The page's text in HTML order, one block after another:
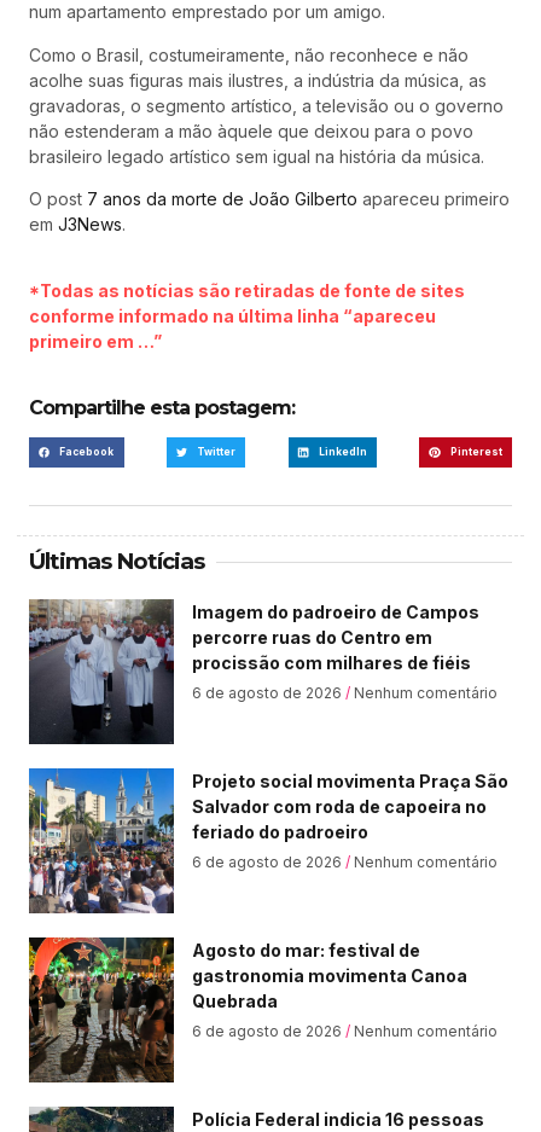
num apartamento emprestado por um amigo.
Como o Brasil, costumeiramente, não reconhece e não
acolhe suas figuras mais ilustres, a indústria da música, as
gravadoras, o segmento artístico, a televisão ou o governo
não estenderam a mão àquele que deixou para o povo
brasileiro legado artístico sem igual na história da música.
O post 7 anos da morte de João Gilberto apareceu primeiro
em J3News.
*Todas as notícias são retiradas de fonte de sites
conforme informado na última linha “apareceu
primeiro em …”
Compartilhe esta postagem:
Facebook Twitter LinkedIn Pinterest
Últimas Notícias
Imagem do padroeiro de Campos
percorre ruas do Centro em
procissão com milhares de fiéis
6 de agosto de 2026 Nenhum comentário
Projeto social movimenta Praça São
Salvador com roda de capoeira no
feriado do padroeiro
6 de agosto de 2026 Nenhum comentário
Agosto do mar: festival de
gastronomia movimenta Canoa
Quebrada
6 de agosto de 2026 Nenhum comentário
Polícia Federal indicia 16 pessoas